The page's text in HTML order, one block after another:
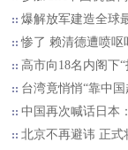
爆解放军建造全球
惨了 赖清德遭喷呕
高市向18名内阁下
台湾竟悄悄“靠中
中国再次喊话日本
北京不再避讳 正式